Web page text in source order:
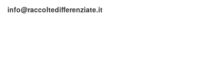
info@raccoltedifferenziate.it